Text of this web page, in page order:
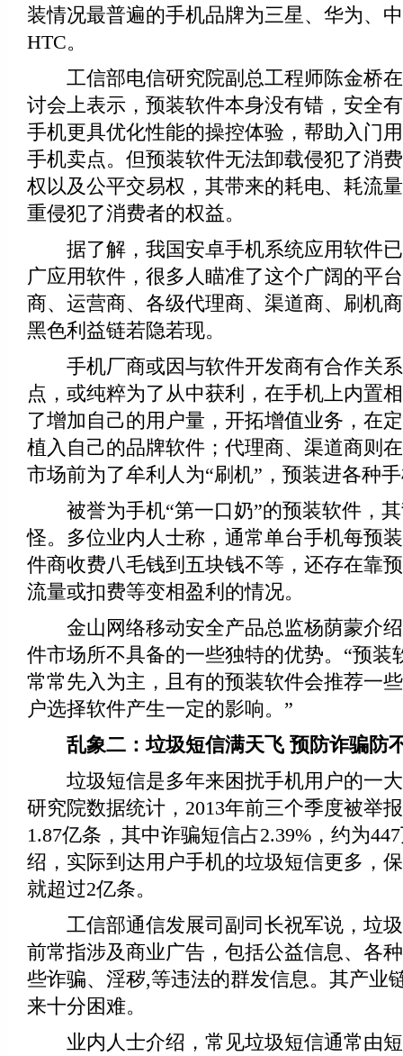
装情况最普遍的手机品牌为三星、华为、
HTC。
工信部电信研究院副总工程师陈金桥在
讨会上表示，预装软件本身没有错，安全
手机更具优化性能的操控体验，帮助入门
手机卖点。但预装软件无法卸载侵犯了消
权以及公平交易权，其带来的耗电、耗流
重侵犯了消费者的权益。
据了解，我国安卓手机系统应用软件已
广应用软件，很多人瞄准了这个广阔的平
商、运营商、各级代理商、渠道商、刷机
黑色利益链若隐若现。
手机厂商或因与软件开发商有合作关系
点，或纯粹为了从中获利，在手机上内置
了增加自己的用户量，开拓增值业务，在
植入自己的品牌软件；代理商、渠道商则
市场前为了牟利人为“刷机”，预装进各种
被誉为手机“第一口奶”的预装软件，其
怪。多位业内人士称，通常单台手机每预
件商收费八毛钱到五块钱不等，还存在靠
流量或扣费等变相盈利的情况。
金山网络移动安全产品总监杨荫蒙介绍
件市场所不具备的一些独特的优势。“预装
常常先入为主，且有的预装软件会推荐一
户选择软件产生一定的影响。”
乱象二：垃圾短信满天飞 预防诈骗防
垃圾短信是多年来困扰手机用户的一大
研究院数据统计，2013年前三个季度被举
1.87亿条，其中诈骗短信占2.39%，约为
绍，实际到达用户手机的垃圾短信更多，
就超过2亿条。
工信部通信发展司副司长祝军说，垃圾
前常指涉及商业广告，包括公益信息、各
些诈骗、淫秽,等违法的群发信息。其产业
来十分困难。
业内人士介绍，常见垃圾短信通常由短